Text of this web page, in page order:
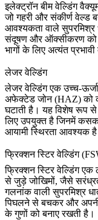
इलेक्ट्रॉन बीम वेल्डिंग
जो गहरी और संकीर्ण वेल्ड
आवश्यकता वाले सुपरमिश्र
संदूषण और ऑक्सीकरण
भागों के लिए अत्यंत
लेजर वेल्डिंग
लेजर वेल्डिंग एक उच्च-
अफेक्टेड जोन (HAZ) को
घटाती है। यह विशेष रूप
लिए उपयुक्त है जिनमें
आयामी स्थिरता आवश्यक
फ्रिक्शन स्टिर वेल्डिंग
फ्रिक्शन स्टिर वेल्डिंगएक
से जुड़े जोखिमों, जैसे
गलनांक वाली सुपरमिश्र
पिघलने से बचकर और
के गुणों को बनाए रखती है।